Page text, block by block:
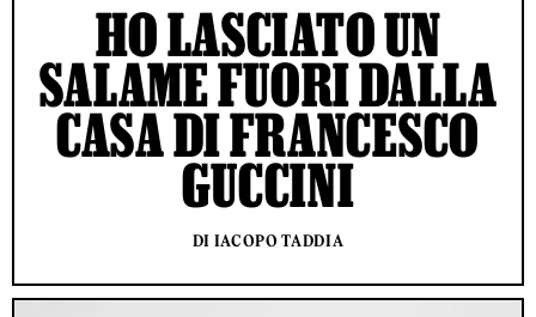
HO LASCIATO UN
SALAME FUORI DALLA
CASA DI FRANCESCO
GUCCINI
DI IACOPO TADDIA